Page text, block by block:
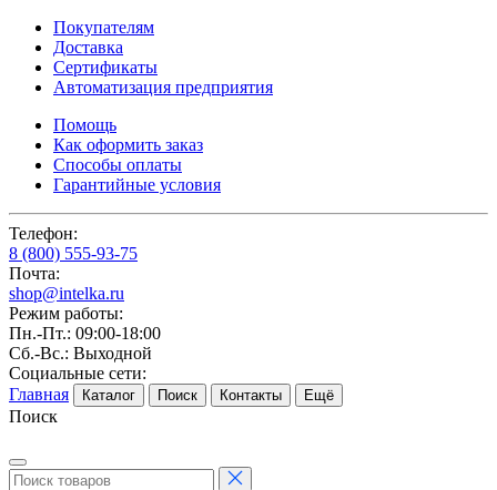
Покупателям
Доставка
Сертификаты
Автоматизация предприятия
Помощь
Как оформить заказ
Способы оплаты
Гарантийные условия
Телефон:
8 (800) 555-93-75
Почта:
shop@intelka.ru
Режим работы:
Пн.-Пт.: 09:00-18:00
Сб.-Вс.: Выходной
Социальные сети:
Главная
Каталог Поиск Контакты Ещё
Поиск